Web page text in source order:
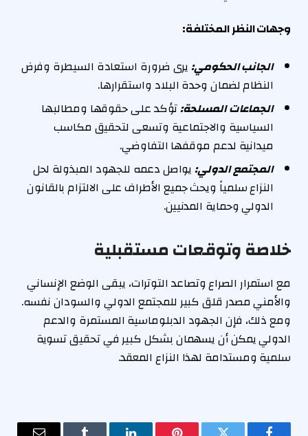
وجهات النظر المختلفة:
الجانب الحكومي:يرى ضرورة استعادة السيطرة وفرض
النظام لضمان وحدة البلاد واستقرارها.
الجماعات المسلحة:تؤكد على حقوقها ومطالبها
السياسية والاجتماعية وتسعى لتحقيق مكاسب
ميدانية لدعم موقفها التفاوضي.
المجتمع الدولي:يواصل دعمه للجهود المبذولة لحل
النزاع سلمياً ويحث جميع الأطراف على الالتزام بالقانون
الدولي وحماية المدنيين.
خلاصة وتوقعات مستقبلية
مع استمرار الصراع وتصاعد التوترات، يبقى الوضع الإنساني
والأمني مصدر قلق كبير للمجتمع الدولي والسودان نفسه.
ومع ذلك، فإن الجهود الدبلوماسية المستمرة والدعم
الدولي يمكن أن يسهمان بشكل كبير في تحقيق تسوية
سلمية ومستدامة لهذا النزاع المعقد.